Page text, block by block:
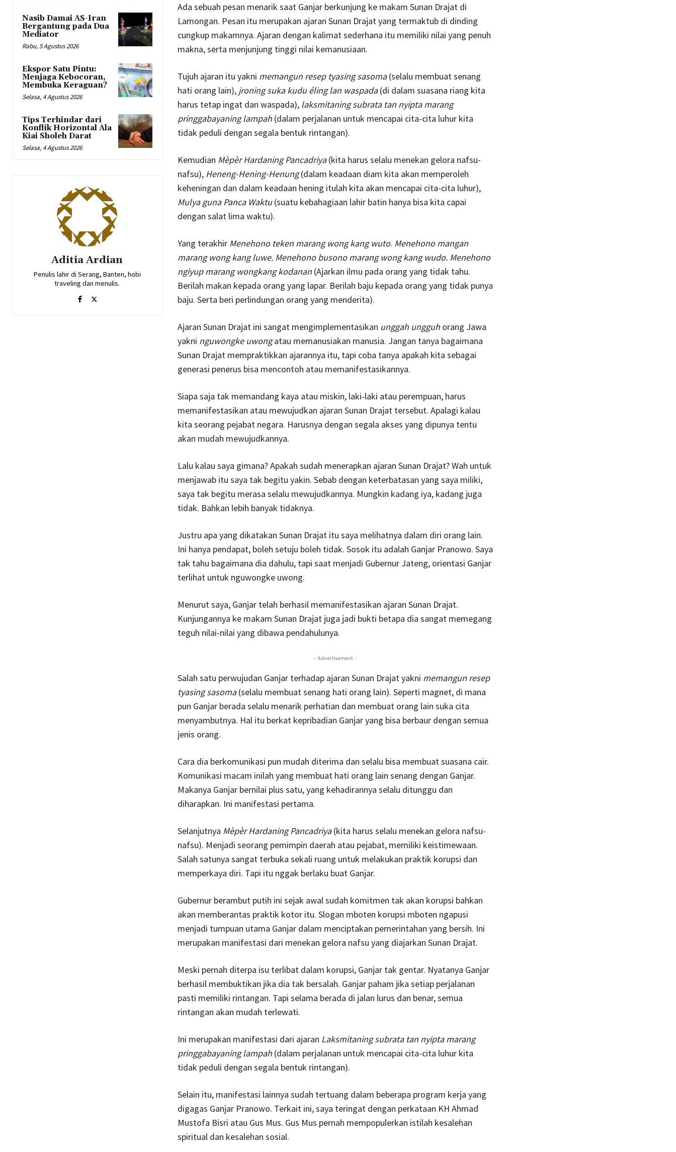
Nasib Damai AS-Iran
Bergantung pada Dua
Mediator
Rabu, 5 Agustus 2026
Ekspor Satu Pintu:
Menjaga Kebocoran,
Membuka Keraguan?
Selasa, 4 Agustus 2026
Tips Terhindar dari
Konflik Horizontal Ala
Kiai Sholeh Darat
Selasa, 4 Agustus 2026
Aditia Ardian
Penulis lahir di Serang, Banten, hobi
traveling dan menulis.
Ada sebuah pesan menarik saat Ganjar berkunjung ke makam Sunan Drajat di
Lamongan. Pesan itu merupakan ajaran Sunan Drajat yang termaktub di dinding
cungkup makamnya. Ajaran dengan kalimat sederhana itu memiliki nilai yang penuh
makna, serta menjunjung tinggi nilai kemanusiaan.
Tujuh ajaran itu yakni memangun resep tyasing sasoma(selalu membuat senang
hati orang lain), jroning suka kudu éling lan waspada(di dalam suasana riang kita
harus tetap ingat dan waspada), laksmitaning subrata tan nyipta marang
pringgabayaning lampah(dalam perjalanan untuk mencapai cita-cita luhur kita
tidak peduli dengan segala bentuk rintangan).
Kemudian Mèpèr Hardaning Pancadriya(kita harus selalu menekan gelora nafsu-
nafsu), Heneng-Hening-Henung(dalam keadaan diam kita akan memperoleh
keheningan dan dalam keadaan hening itulah kita akan mencapai cita-cita luhur),
Mulya guna Panca Waktu(suatu kebahagiaan lahir batin hanya bisa kita capai
dengan salat lima waktu).
Yang terakhir Menehono teken marang wong kang wuto. Menehono mangan
marang wong kang luwe. Menehono busono marang wong kang wudo. Menehono
ngiyup marang wongkang kodanan (Ajarkan ilmu pada orang yang tidak tahu.
Berilah makan kepada orang yang lapar. Berilah baju kepada orang yang tidak punya
baju. Serta beri perlindungan orang yang menderita).
Ajaran Sunan Drajat ini sangat mengimplementasikan unggah ungguhorang Jawa
yakni nguwongke uwongatau memanusiakan manusia. Jangan tanya bagaimana
Sunan Drajat mempraktikkan ajarannya itu, tapi coba tanya apakah kita sebagai
generasi penerus bisa mencontoh atau memanifestasikannya.
Siapa saja tak memandang kaya atau miskin, laki-laki atau perempuan, harus
memanifestasikan atau mewujudkan ajaran Sunan Drajat tersebut. Apalagi kalau
kita seorang pejabat negara. Harusnya dengan segala akses yang dipunya tentu
akan mudah mewujudkannya.
Lalu kalau saya gimana? Apakah sudah menerapkan ajaran Sunan Drajat? Wah untuk
menjawab itu saya tak begitu yakin. Sebab dengan keterbatasan yang saya miliki,
saya tak begitu merasa selalu mewujudkannya. Mungkin kadang iya, kadang juga
tidak. Bahkan lebih banyak tidaknya.
Justru apa yang dikatakan Sunan Drajat itu saya melihatnya dalam diri orang lain.
Ini hanya pendapat, boleh setuju boleh tidak. Sosok itu adalah Ganjar Pranowo. Saya
tak tahu bagaimana dia dahulu, tapi saat menjadi Gubernur Jateng, orientasi Ganjar
terlihat untuk nguwongke uwong.
Menurut saya, Ganjar telah berhasil memanifestasikan ajaran Sunan Drajat.
Kunjungannya ke makam Sunan Drajat juga jadi bukti betapa dia sangat memegang
teguh nilai-nilai yang dibawa pendahulunya.
- Advertisement -
Salah satu perwujudan Ganjar terhadap ajaran Sunan Drajat yakni memangun resep
tyasing sasoma(selalu membuat senang hati orang lain). Seperti magnet, di mana
pun Ganjar berada selalu menarik perhatian dan membuat orang lain suka cita
menyambutnya. Hal itu berkat kepribadian Ganjar yang bisa berbaur dengan semua
jenis orang.
Cara dia berkomunikasi pun mudah diterima dan selalu bisa membuat suasana cair.
Komunikasi macam inilah yang membuat hati orang lain senang dengan Ganjar.
Makanya Ganjar bernilai plus satu, yang kehadirannya selalu ditunggu dan
diharapkan. Ini manifestasi pertama.
Selanjutnya Mèpèr Hardaning Pancadriya(kita harus selalu menekan gelora nafsu-
nafsu). Menjadi seorang pemimpin daerah atau pejabat, memiliki keistimewaan.
Salah satunya sangat terbuka sekali ruang untuk melakukan praktik korupsi dan
memperkaya diri. Tapi itu nggak berlaku buat Ganjar.
Gubernur berambut putih ini sejak awal sudah komitmen tak akan korupsi bahkan
akan memberantas praktik kotor itu. Slogan mboten korupsi mboten ngapusi
menjadi tumpuan utama Ganjar dalam menciptakan pemerintahan yang bersih. Ini
merupakan manifestasi dari menekan gelora nafsu yang diajarkan Sunan Drajat.
Meski pernah diterpa isu terlibat dalam korupsi, Ganjar tak gentar. Nyatanya Ganjar
berhasil membuktikan jika dia tak bersalah. Ganjar paham jika setiap perjalanan
pasti memiliki rintangan. Tapi selama berada di jalan lurus dan benar, semua
rintangan akan mudah terlewati.
Ini merupakan manifestasi dari ajaran Laksmitaning subrata tan nyipta marang
pringgabayaning lampah(dalam perjalanan untuk mencapai cita-cita luhur kita
tidak peduli dengan segala bentuk rintangan).
Selain itu, manifestasi lainnya sudah tertuang dalam beberapa program kerja yang
digagas Ganjar Pranowo. Terkait ini, saya teringat dengan perkataan KH Ahmad
Mustofa Bisri atau Gus Mus. Gus Mus pernah mempopulerkan istilah kesalehan
spiritual dan kesalehan sosial.